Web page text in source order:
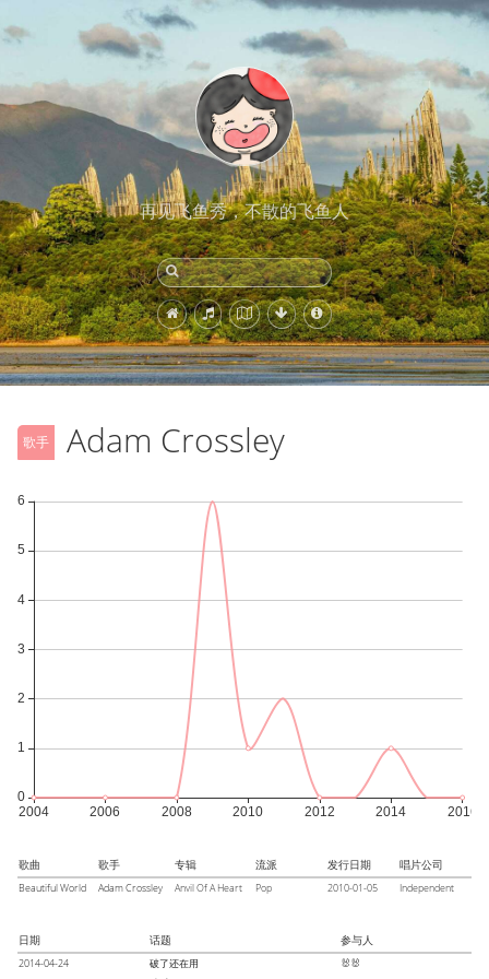
再见飞鱼秀，不散的飞鱼人
歌手 Adam Crossley
歌曲 歌手 专辑 流派 发行日期 唱片公司
Beautiful World Adam Crossley Anvil Of A Heart Pop 2010-01-05 Independent
日期 话题 参与人
2014-04-24 破了还在用
🐰🐰